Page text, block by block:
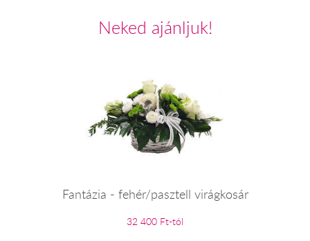
Neked ajánljuk!
Fantázia - fehér/pasztell virágkosár
32 400 Ft-tól